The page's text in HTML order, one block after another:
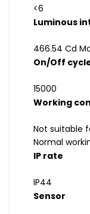
<6
Luminous
466.54 Cd
On/Off
15000
Working
Not suitable
Normal
IP rate
IP44
Sensor